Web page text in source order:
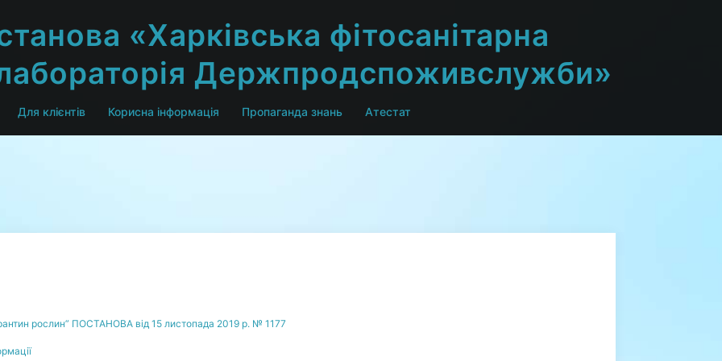
«Харківська фітосанітарна
Держпродспоживслужби»
Для клієнтів Корисна інформація Пропаганда знань Атестат
рослин” ПОСТАНОВА від 15 листопада 2019 р. № 1177